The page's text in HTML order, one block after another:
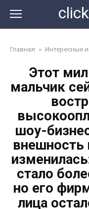
контенту
Главная » Интересные
Этот
мальчик
шоу-
внешность
стало
но его
лица